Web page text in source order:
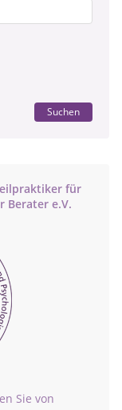
Suchen
für
Berater e.V.
Sie von